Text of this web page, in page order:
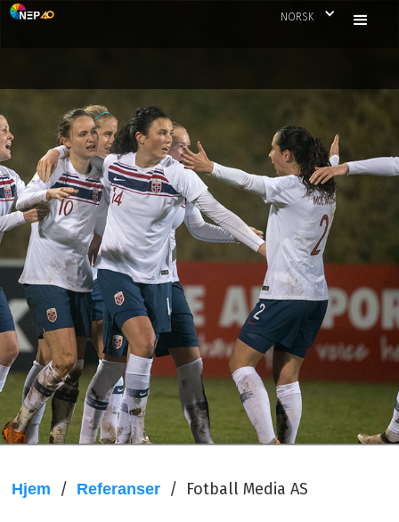
NORSK
Hjem / Referanser / Fotball Media AS